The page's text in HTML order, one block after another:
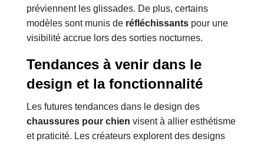
préviennent les glissades. De plus, certains
modèles sont munis de réfléchissantspour une
visibilité accrue lors des sorties nocturnes.
Tendances à venir dans le
design et la fonctionnalité
Les futures tendances dans le design des
chaussures pour chien visent à allier esthétisme
et praticité. Les créateurs explorent des designs